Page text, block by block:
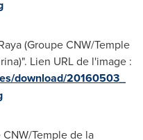
(Groupe CNW/Temple
Lien URL de l'image :
download/20160503_
Temple de la